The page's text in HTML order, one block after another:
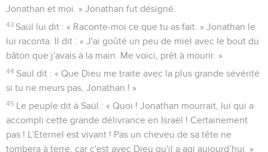
Jonathan et moi. » Jonathan fut désigné.
43 Saül lui dit : « Raconte-moi ce que tu as fait. » Jonathan le
lui raconta. Il dit : « J'ai goûté un peu de miel avec le bout du
bâton que j'avais à la main. Me voici, prêt à mourir. »
44 Saül dit : « Que Dieu me traite avec la plus grande sévérité
si tu ne meurs pas, Jonathan ! »
45 Le peuple dit à Saül : « Quoi ! Jonathan mourrait, lui qui a
accompli cette grande délivrance en Israël ! Certainement
pas ! L'Eternel est vivant ! Pas un cheveu de sa tête ne
tombera à terre, car c'est avec Dieu qu'il a agi aujourd’hui. »